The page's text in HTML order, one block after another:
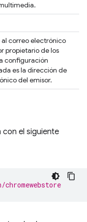
correo electrónico
propietario de los
configuración
es la dirección de
del emisor.
el siguiente